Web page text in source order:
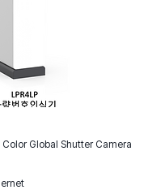
Color Global Shutter Camera